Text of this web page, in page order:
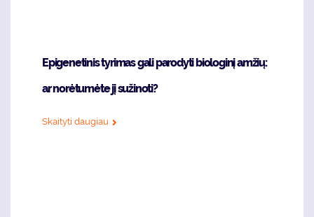
Epigenetinis tyrimas gali parodyti biologinį amžių:
ar norėtumėte jį sužinoti?
Skaityti daugiau